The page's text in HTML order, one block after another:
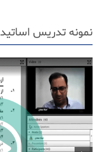
نمونه تدریس اساتید